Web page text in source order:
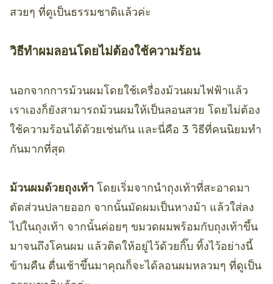
สวยๆ ที่ดูเป็นธรรมชาติแล้วค่ะ
วิธีทำผมลอนโดยไม่ต้องใช้ความร้อน
นอกจากการม้วนผมโดยใช้เครื่องม้วนผมไฟฟ้าแล้ว
เราเองก็ยังสามารถม้วนผมให้เป็นลอนสวย โดยไม่ต้อง
ใช้ความร้อนได้ด้วยเช่นกัน และนี่คือ 3 วิธีที่คนนิยมทำ
กันมากที่สุด
ม้วนผมด้วยถุงเท้า โดยเริ่มจากนำถุงเท้าที่สะอาดมา
ตัดส่วนปลายออก จากนั้นมัดผมเป็นหางม้า แล้วใส่ลง
ไปในถุงเท้า จากนั้นค่อยๆ ขมวดผมพร้อมกับถุงเท้าขึ้น
มาจนถึงโคนผม แล้วติดให้อยู่ไว้ด้วยกิ๊บ ทิ้งไว้อย่างนี้
ข้ามคืน ตื่นเช้าขึ้นมาคุณก็จะได้ลอนผมหลวมๆ ที่ดูเป็น